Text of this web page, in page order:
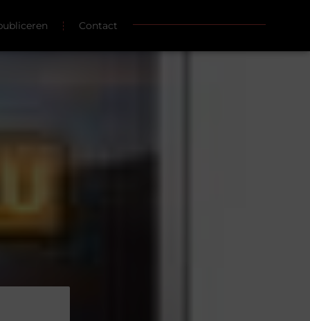
Contact